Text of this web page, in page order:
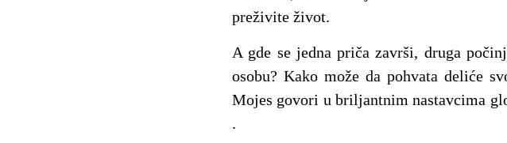
preživite život.
A gde se jedna priča završi, druga
osobu? Kako može da pohvata deliće
Mojes govori u briljantnim nastavcima
.